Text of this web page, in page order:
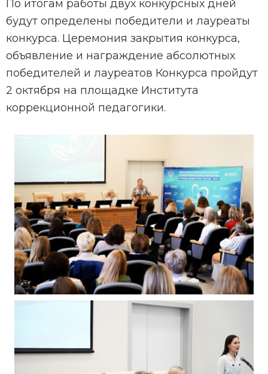
По итогам работы двух конкурсных дней
будут определены победители и лауреаты
конкурса. Церемония закрытия конкурса,
объявление и награждение абсолютных
победителей и лауреатов Конкурса пройдут
2 октября на площадке Института
коррекционной педагогики.